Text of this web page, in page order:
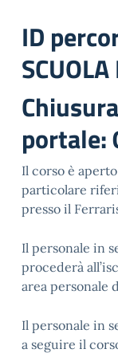
ID
Il corso è
particolare
presso il
Il personale in
procederà
area personale
Il personale in
a seguire il